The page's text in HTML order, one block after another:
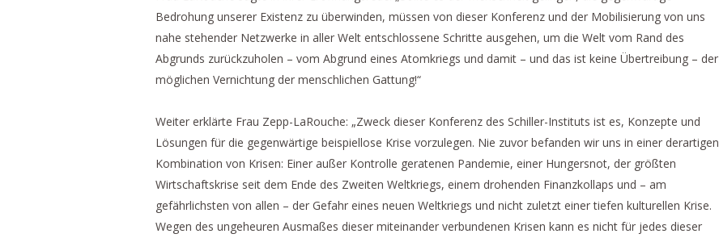
Bedrohung unserer Existenz zu überwinden, müssen von dieser Konferenz und der Mobilisierung von uns
nahe stehender Netzwerke in aller Welt entschlossene Schritte ausgehen, um die Welt vom Rand des
Abgrunds zurückzuholen – vom Abgrund eines Atomkriegs und damit – und das ist keine Übertreibung – der
möglichen Vernichtung der menschlichen Gattung!“
Weiter erklärte Frau Zepp-LaRouche: „Zweck dieser Konferenz des Schiller-Instituts ist es, Konzepte und
Lösungen für die gegenwärtige beispiellose Krise vorzulegen. Nie zuvor befanden wir uns in einer derartigen
Kombination von Krisen: Einer außer Kontrolle geratenen Pandemie, einer Hungersnot, der größten
Wirtschaftskrise seit dem Ende des Zweiten Weltkriegs, einem drohenden Finanzkollaps und – am
gefährlichsten von allen – der Gefahr eines neuen Weltkriegs und nicht zuletzt einer tiefen kulturellen Krise.
Wegen des ungeheuren Ausmaßes dieser miteinander verbundenen Krisen kann es nicht für jedes dieser